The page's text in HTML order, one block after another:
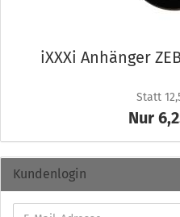
iXXXi An­hän­ger
Statt
Nur
Kundenlogin